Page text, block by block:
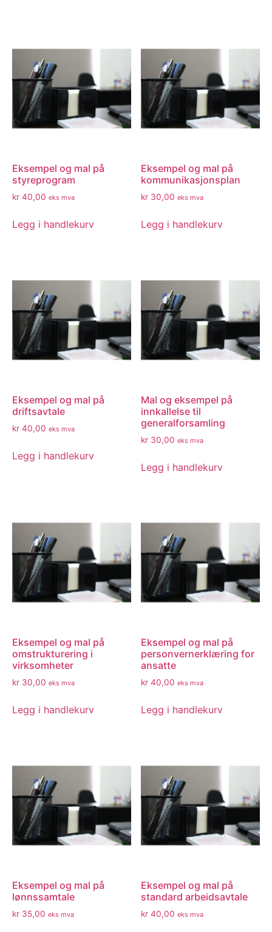
Eksempel og mal på
styreprogram
kr 40,00 eks mva
Legg i handlekurv
Eksempel og mal på
kommunikasjonsplan
kr 30,00 eks mva
Legg i handlekurv
Eksempel og mal på
driftsavtale
kr 40,00 eks mva
Legg i handlekurv
Mal og eksempel på
innkallelse til
generalforsamling
kr 30,00 eks mva
Legg i handlekurv
Eksempel og mal på
omstrukturering i
virksomheter
kr 30,00 eks mva
Legg i handlekurv
Eksempel og mal på
personvernerklæring for
ansatte
kr 40,00 eks mva
Legg i handlekurv
Eksempel og mal på
lønnssamtale
kr 35,00 eks mva
Eksempel og mal på
standard arbeidsavtale
kr 40,00 eks mva